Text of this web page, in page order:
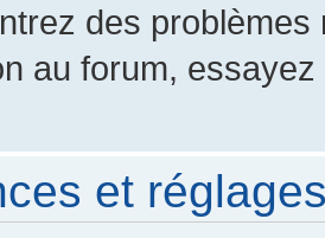
des
au forum,
et